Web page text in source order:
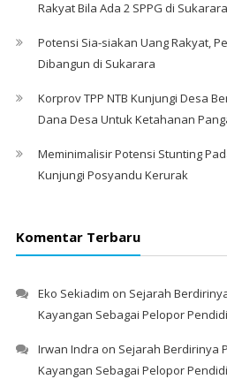
Rakyat Bila Ada 2 SPPG di Sukarara
Potensi Sia-siakan Uang Rakyat,
Dibangun di Sukarara
Korprov TPP NTB Kunjungi Desa
Dana Desa Untuk Ketahanan
Meminimalisir Potensi Stunting
Kunjungi Posyandu Kerurak
Komentar Terbaru
Eko Sekiadim on Sejarah
Kayangan Sebagai Pelopor
Irwan Indra on Sejarah Berdirinya
Kayangan Sebagai Pelopor